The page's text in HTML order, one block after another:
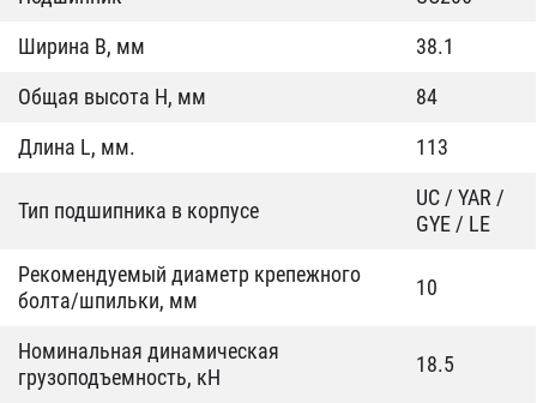
Ширина B, мм
38.1
Общая высота H, мм
84
Длина L, мм.
113
Тип подшипника в корпусе
UC / YAR /
GYE / LE
Рекомендуемый диаметр крепежного
болта/шпильки, мм
10
Номинальная динамическая
грузоподъемность, кН
18.5